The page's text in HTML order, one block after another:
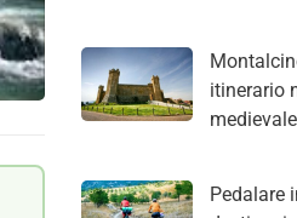
itinerario
Pedalare